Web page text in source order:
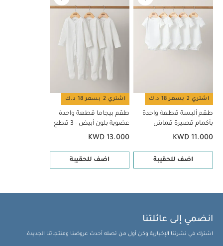
قطع طقم بيجاما قطعة واحدة عضوية بلون أبيض - 3 قطع
اشتري 2 بسعر 18 د.ك
طقم ألبسة قطعة واحدة
بأكمام قصيرة قماش
عضوي بلون أبيض - 5 قطع
KWD 11.000
اضف للحقيبة
اشتري 2 بسعر 18 د.ك
طقم بيجاما قطعة واحدة
عضوية بلون أبيض - 3 قطع
KWD 13.000
اضف للحقيبة
انضمي إلى عائلتنا
اشترك في نشرتنا الإخبارية وكن أول من تصله أحدث عروضنا ومنتجاتنا الجديدة.